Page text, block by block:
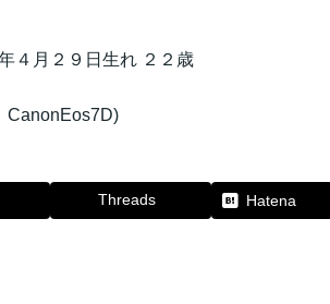
４月２９日生れ ２２歳
Threads Hatena